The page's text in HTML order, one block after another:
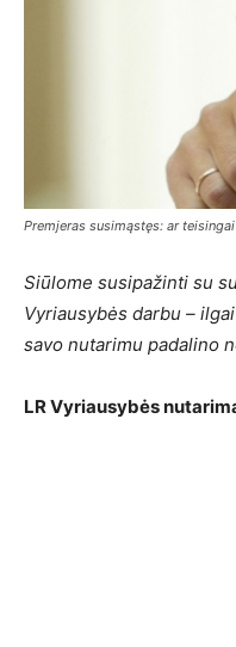
Premjeras susimąstęs: ar
Siūlome susipažinti su
Vyriausybės darbu –
savo nutarimu padalino
LR Vyriausybės